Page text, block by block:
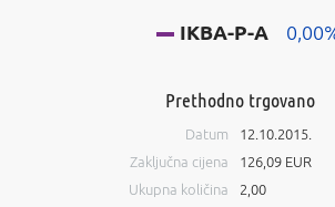
Prethodno trgovano
Datum
12.10.2015.
Zaključna cijena
126,09 EUR
Ukupna količina
2,00
IKBA-P-A